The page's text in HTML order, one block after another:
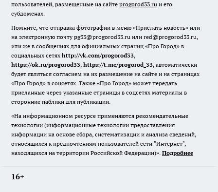
пользователей, размещенные на сайте progorod33.ru и его
субдоменах.
Помните, что отправка фотографии в меню «Прислать новость» или
на электронную почту pg33@progorod33.ru или red@progorod33.ru,
или же в сообщениях для официальных страниц «Про Город» в
социальных сетях http://vk.com/progorod33,
https://ok.ru/progorod33, https://t.me/progorod_33, автоматически
будет являться согласием на их размещение на сайте и на страницах
«Про Город» в соцсетях. Также «Про Город» может передать
присланные через указанные страницы в соцсетях материалы в
сторонние паблики для публикации.
«На информационном ресурсе применяются рекомендательные
технологии (информационные технологии предоставления
информации на основе сбора, систематизации и анализа сведений,
относящихся к предпочтениям пользователей сети "Интернет",
находящихся на территории Российской Федерации)». Подробнее
16+